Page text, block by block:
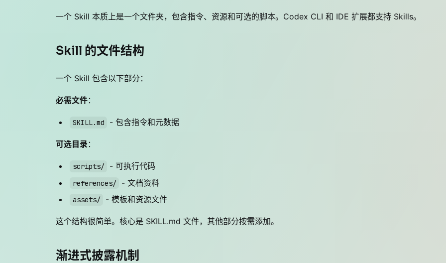
一个 Skill 本质上是一个文件夹，包含指令、资源和可选的脚本。Codex CLI 和 IDE 扩展都支持 Skills。
Skill 的文件结构
一个 Skill 包含以下部分：
必需文件：
SKILL.md - 包含指令和元数据
可选目录 ：
scripts/ - 可执行代码
references/ - 文档资料
assets/ - 模板和资源文件
这个结构很简单。核心是 SKILL.md 文件，其他部分按需添加。
渐进式披露机制